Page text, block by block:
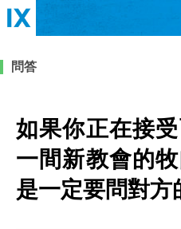
來信
查
查
隱私條
問答
如果你正在接
一間新教會的
是一定要問對方